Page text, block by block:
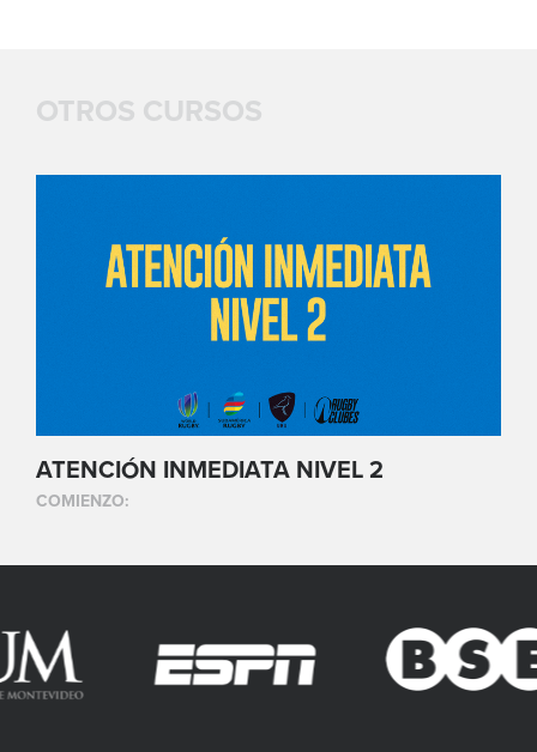
OTROS CURSOS
ATENCIÓN INMEDIATA NIVEL 2
COMIENZO: